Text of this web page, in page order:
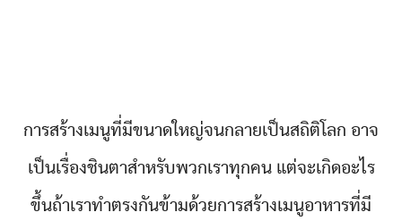
การสร้างเมนูที่มีขนาดใหญ่จนกลายเป็นสถิติโลก อาจ
เป็นเรื่องชินตาสำหรับพวกเราทุกคน แต่จะเกิดอะไร
ขึ้นถ้าเราทำตรงกันข้ามด้วยการสร้างเมนูอาหารที่มี